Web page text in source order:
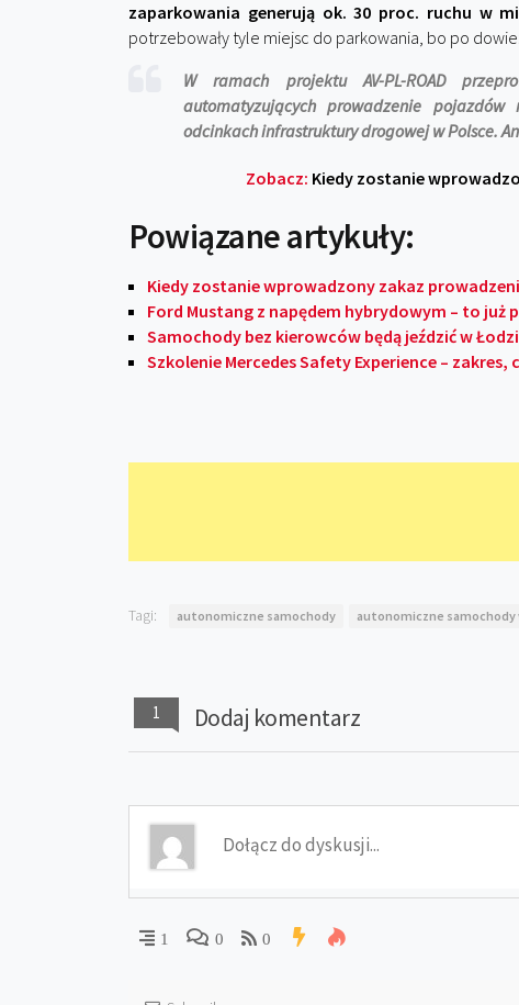
zaparkowania generują ok. 30 proc. ruchu w
potrzebowały tyle miejsc do parkowania, bo po
W ramach projektu AV-PL-ROAD
automatyzujących prowadzenie
odcinkach infrastruktury drogowej w Polsce.
Zobacz: Kiedy zostanie
Powiązane artykuły:
Kiedy zostanie wprowadzony zakaz
Ford Mustang z napędem hybrydowym – to już
Samochody bez kierowców będą jeździć w
Szkolenie Mercedes Safety Experience –
Tagi: autonomiczne samochody autonomiczne samochody
1 Dodaj komentarz
1 0 0